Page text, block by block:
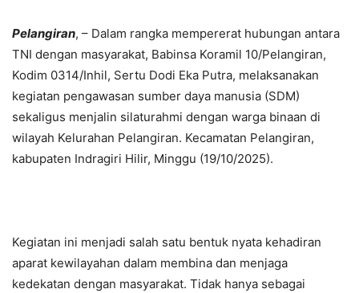
Pelangiran, – Dalam rangka mempererat hubungan antara
TNI dengan masyarakat, Babinsa Koramil 10/Pelangiran,
Kodim 0314/Inhil, Sertu Dodi Eka Putra, melaksanakan
kegiatan pengawasan sumber daya manusia (SDM)
sekaligus menjalin silaturahmi dengan warga binaan di
wilayah Kelurahan Pelangiran. Kecamatan Pelangiran,
kabupaten Indragiri Hilir, Minggu (19/10/2025).
Kegiatan ini menjadi salah satu bentuk nyata kehadiran
aparat kewilayahan dalam membina dan menjaga
kedekatan dengan masyarakat. Tidak hanya sebagai